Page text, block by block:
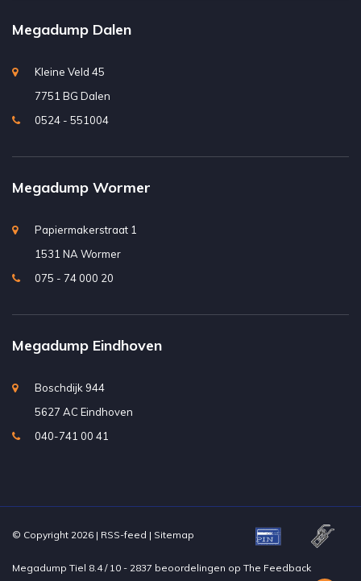
Megadump Dalen
Kleine Veld 45
7751 BG Dalen
0524 - 551004
Megadump Wormer
Papiermakerstraat 1
1531 NA Wormer
075 - 74 000 20
Megadump Eindhoven
Boschdijk 944
5627 AC Eindhoven
040-741 00 41
© Copyright 2026 | RSS-feed | Sitemap
Megadump Tiel 8.4/ 10 - 2837 beoordelingen op The Feedback